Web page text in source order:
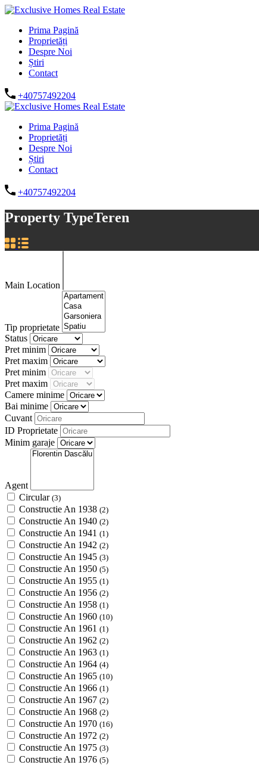
Prima Pagină
Proprietăți
Despre Noi
Știri
Contact
+40757492204
Prima Pagină
Proprietăți
Despre Noi
Știri
Contact
+40757492204
Property TypeTeren
Main Location
Tip proprietate
Status
Pret minim
Pret maxim
Pret minim
Pret maxim
Camere minime
Bai minime
Cuvant
ID Proprietate
Minim garaje
Agent
Circular (3)
Constructie An 1938 (2)
Constructie An 1940 (2)
Constructie An 1941 (1)
Constructie An 1942 (2)
Constructie An 1945 (3)
Constructie An 1950 (5)
Constructie An 1955 (1)
Constructie An 1956 (2)
Constructie An 1958 (1)
Constructie An 1960 (10)
Constructie An 1961 (1)
Constructie An 1962 (2)
Constructie An 1963 (1)
Constructie An 1964 (4)
Constructie An 1965 (10)
Constructie An 1966 (1)
Constructie An 1967 (2)
Constructie An 1968 (2)
Constructie An 1970 (16)
Constructie An 1972 (2)
Constructie An 1975 (3)
Constructie An 1976 (5)